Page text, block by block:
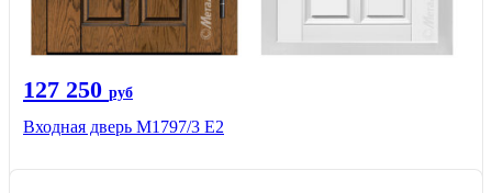
127 250 руб
Входная дверь М1797/3 Е2